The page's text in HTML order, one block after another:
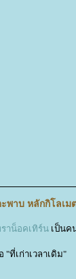
พาบ หลักกิโลเม
าน็อคเทิร์น เป็นค
ที่เก่าเวลาเดิม"